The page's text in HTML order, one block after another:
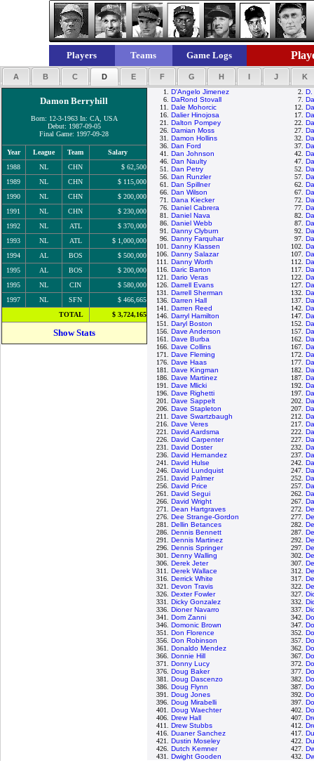
Players Teams Game Logs
A B C D E F G H I J K
Damon Berryhill
Born: 12-3-1963 In: CA, USA
Debut: 1987-09-05
Final Game: 1997-09-28
Year League Team
Salary
1988
NL CHN
$ 62,500
1989
NL CHN
$ 115,000
1990
NL CHN
$ 200,000
1991
NL CHN
$ 230,000
1992
NL ATL
$ 370,000
1993
NL ATL
$ 1,000,000
1994
AL BOS
$ 500,000
1995
AL BOS
$ 200,000
1995
NL CIN
$ 580,000
1997
NL SFN
$ 466,665
TOTAL
$ 3,724,165
Show Stats
1. D'Angelo Jimenez 2. D.
6. DaRond Stovall 7.
11. Dale Mohorcic 12.
16. Dalier Hinojosa 17.
21. Dalton Pompey 22.
26. Damian Moss 27.
31. Damon Hollins 32.
36. Dan Ford 37.
41. Dan Johnson 42.
46. Dan Naulty 47.
51. Dan Petry 52.
56. Dan Runzler 57.
61. Dan Spillner 62.
66. Dan Wilson 67.
71. Dana Kiecker 72.
76. Daniel Cabrera 77.
81. Daniel Nava 82.
86. Daniel Webb 87.
91. Danny Clyburn 92.
96. Danny Farquhar 97.
101. Danny Klassen 102.
106. Danny Salazar 107.
111. Danny Worth 112.
116. Daric Barton 117.
121. Dario Veras 122.
126. Darrell Evans 127.
131. Darrell Sherman 132.
136. Darren Hall 137.
141. Darren Reed 142.
146. Darryl Hamilton 147.
151. Daryl Boston 152.
156. Dave Anderson 157.
161. Dave Burba 162.
166. Dave Collins 167.
171. Dave Fleming 172.
176. Dave Haas 177.
181. Dave Kingman 182.
186. Dave Martinez 187.
191. Dave Mlicki 192.
196. Dave Righetti 197.
201. Dave Sappelt 202.
206. Dave Stapleton 207.
211. Dave Swartzbaugh 212.
216. Dave Veres 217.
221. David Aardsma 222.
226. David Carpenter 227.
231. David Doster 232.
236. David Hernandez 237.
241. David Hulse 242.
246. David Lundquist 247.
251. David Palmer 252.
256. David Price 257.
261. David Segui 262.
266. David Wright 267.
271. Dean Hartgraves 272.
276. Dee Strange-Gordon 277.
281. Dellin Betances 282.
286. Dennis Bennett 287.
291. Dennis Martinez 292.
296. Dennis Springer 297.
301. Denny Walling 302.
306. Derek Jeter 307.
311. Derek Wallace 312.
316. Derrick White 317.
321. Devon Travis 322.
326. Dexter Fowler 327.
331. Dicky Gonzalez 332.
336. Dioner Navarro 337.
341. Dom Zanni 342.
346. Domonic Brown 347.
351. Don Florence 352.
356. Don Robinson 357.
361. Donaldo Mendez 362.
366. Donnie Hill 367.
371. Donny Lucy 372.
376. Doug Baker 377.
381. Doug Dascenzo 382.
386. Doug Flynn 387.
391. Doug Jones 392.
396. Doug Mirabelli 397.
401. Doug Waechter 402.
406. Drew Hall 407.
411. Drew Stubbs 412.
416. Duaner Sanchez 417.
421. Dustin Moseley 422.
426. Dutch Kemner 427.
431. Dwight Gooden 432.